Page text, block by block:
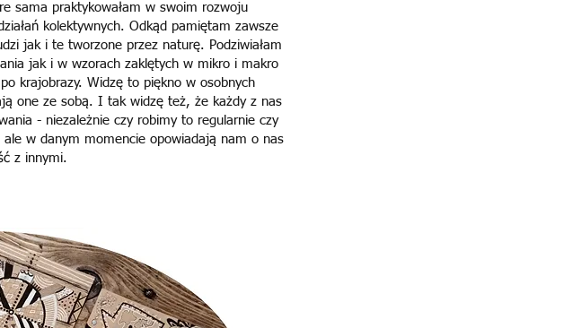
sama praktykowałam w swoim rozwoju
kolektywnych. Odkąd pamiętam zawsze
jak i te tworzone przez naturę. Podziwiałam
jak i w wzorach zaklętych w mikro i makro
krajobrazy. Widzę to piękno w osobnych
one ze sobą. I tak widzę też, że każdy z nas
- niezależnie czy robimy to regularnie czy
w danym momencie opowiadają nam o nas
z innymi.